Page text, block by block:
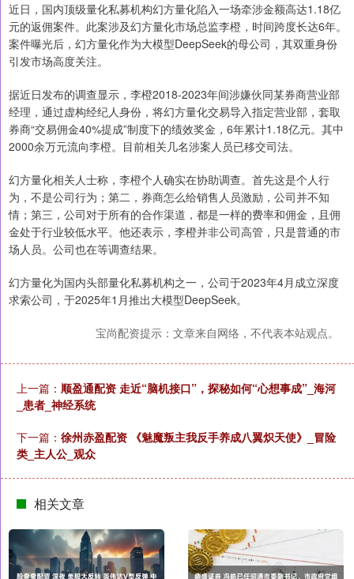
近日，国内顶级量化私募机构幻方量化陷入一场牵涉金额高达1.18亿
元的返佣案件。此案涉及幻方量化市场总监李橙，时间跨度长达6年。
案件曝光后，幻方量化作为大模型DeepSeek的母公司，其双重身份
引发市场高度关注。
据近日发布的调查显示，李橙2018-2023年间涉嫌伙同某券商营业部
经理，通过虚构经纪人身份，将幻方量化交易导入指定营业部，套取
券商“交易佣金40%提成”制度下的绩效奖金，6年累计1.18亿元。其中
2000余万元流向李橙。目前相关几名涉案人员已移交司法。
幻方量化相关人士称，李橙个人确实在协助调查。首先这是个人行
为，不是公司行为；第二，券商怎么给销售人员激励，公司并不知
情；第三，公司对于所有的合作渠道，都是一样的费率和佣金，且佣
金处于行业较低水平。他还表示，李橙并非公司高管，只是普通的市
场人员。公司也在等调查结果。
幻方量化为国内头部量化私募机构之一，公司于2023年4月成立深度
求索公司，于2025年1月推出大模型DeepSeek。
宝尚配资提示：文章来自网络，不代表本站观点。
上一篇： 顺盈通配资 走近“脑机接口”，探秘如何“心想事成”_海河
_患者_神经系统
下一篇： 徐州赤盈配资 《魅魔叛主我反手养成八翼炽天使》_冒险
类_主人公_观众
相关文章